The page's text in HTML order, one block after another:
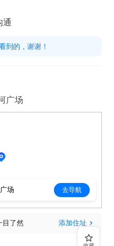
通
到的，谢谢！
广场
场 去导航
目了然 添加住址